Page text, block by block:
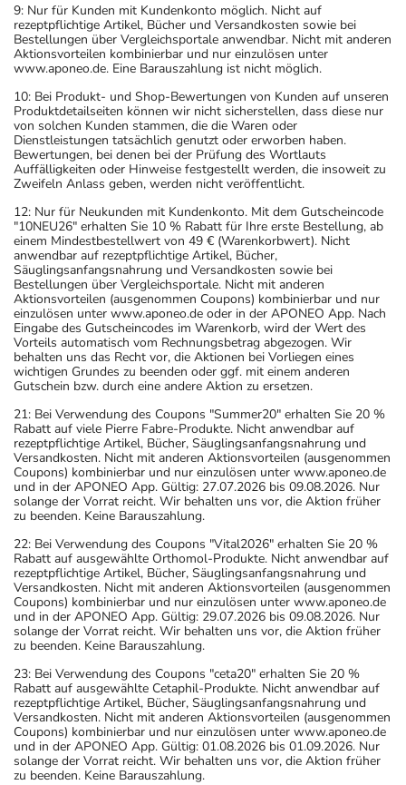
9: Nur für Kunden mit Kundenkonto möglich. Nicht auf
rezeptpflichtige Artikel, Bücher und Versandkosten sowie bei
Bestellungen über Vergleichsportale anwendbar. Nicht mit anderen
Aktionsvorteilen kombinierbar und nur einzulösen unter
www.aponeo.de. Eine Barauszahlung ist nicht möglich.
10: Bei Produkt- und Shop-Bewertungen von Kunden auf unseren
Produktdetailseiten können wir nicht sicherstellen, dass diese nur
von solchen Kunden stammen, die die Waren oder
Dienstleistungen tatsächlich genutzt oder erworben haben.
Bewertungen, bei denen bei der Prüfung des Wortlauts
Auffälligkeiten oder Hinweise festgestellt werden, die insoweit zu
Zweifeln Anlass geben, werden nicht veröffentlicht.
12: Nur für Neukunden mit Kundenkonto. Mit dem Gutscheincode
"10NEU26" erhalten Sie 10 % Rabatt für Ihre erste Bestellung, ab
einem Mindestbestellwert von 49 € (Warenkorbwert). Nicht
anwendbar auf rezeptpflichtige Artikel, Bücher,
Säuglingsanfangsnahrung und Versandkosten sowie bei
Bestellungen über Vergleichsportale. Nicht mit anderen
Aktionsvorteilen (ausgenommen Coupons) kombinierbar und nur
einzulösen unter www.aponeo.de oder in der APONEO App. Nach
Eingabe des Gutscheincodes im Warenkorb, wird der Wert des
Vorteils automatisch vom Rechnungsbetrag abgezogen. Wir
behalten uns das Recht vor, die Aktionen bei Vorliegen eines
wichtigen Grundes zu beenden oder ggf. mit einem anderen
Gutschein bzw. durch eine andere Aktion zu ersetzen.
21: Bei Verwendung des Coupons "Summer20" erhalten Sie 20 %
Rabatt auf viele Pierre Fabre-Produkte. Nicht anwendbar auf
rezeptpflichtige Artikel, Bücher, Säuglingsanfangsnahrung und
Versandkosten. Nicht mit anderen Aktionsvorteilen (ausgenommen
Coupons) kombinierbar und nur einzulösen unter www.aponeo.de
und in der APONEO App. Gültig: 27.07.2026 bis 09.08.2026. Nur
solange der Vorrat reicht. Wir behalten uns vor, die Aktion früher
zu beenden. Keine Barauszahlung.
22: Bei Verwendung des Coupons "Vital2026" erhalten Sie 20 %
Rabatt auf ausgewählte Orthomol-Produkte. Nicht anwendbar auf
rezeptpflichtige Artikel, Bücher, Säuglingsanfangsnahrung und
Versandkosten. Nicht mit anderen Aktionsvorteilen (ausgenommen
Coupons) kombinierbar und nur einzulösen unter www.aponeo.de
und in der APONEO App. Gültig: 29.07.2026 bis 09.08.2026. Nur
solange der Vorrat reicht. Wir behalten uns vor, die Aktion früher
zu beenden. Keine Barauszahlung.
23: Bei Verwendung des Coupons "ceta20" erhalten Sie 20 %
Rabatt auf ausgewählte Cetaphil-Produkte. Nicht anwendbar auf
rezeptpflichtige Artikel, Bücher, Säuglingsanfangsnahrung und
Versandkosten. Nicht mit anderen Aktionsvorteilen (ausgenommen
Coupons) kombinierbar und nur einzulösen unter www.aponeo.de
und in der APONEO App. Gültig: 01.08.2026 bis 01.09.2026. Nur
solange der Vorrat reicht. Wir behalten uns vor, die Aktion früher
zu beenden. Keine Barauszahlung.